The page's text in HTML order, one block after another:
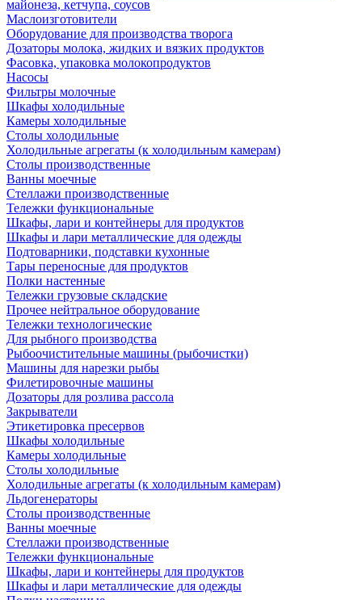
майонеза, кетчупа, соусов
Маслоизготовители
Оборудование для производства творога
Дозаторы молока, жидких и вязких продуктов
Фасовка, упаковка молокопродуктов
Насосы
Фильтры молочные
Шкафы холодильные
Камеры холодильные
Столы холодильные
Холодильные агрегаты (к холодильным камерам)
Столы производственные
Ванны моечные
Стеллажи производственные
Тележки функциональные
Шкафы, лари и контейнеры для продуктов
Шкафы и лари металлические для одежды
Подтоварники, подставки кухонные
Тары переносные для продуктов
Полки настенные
Тележки грузовые складские
Прочее нейтральное оборудование
Тележки технологические
Для рыбного производства
Рыбоочистительные машины (рыбочистки)
Машины для нарезки рыбы
Филетировочные машины
Дозаторы для розлива рассола
Закрыватели
Этикетировка пресервов
Шкафы холодильные
Камеры холодильные
Столы холодильные
Холодильные агрегаты (к холодильным камерам)
Льдогенераторы
Столы производственные
Ванны моечные
Стеллажи производственные
Тележки функциональные
Шкафы, лари и контейнеры для продуктов
Шкафы и лари металлические для одежды